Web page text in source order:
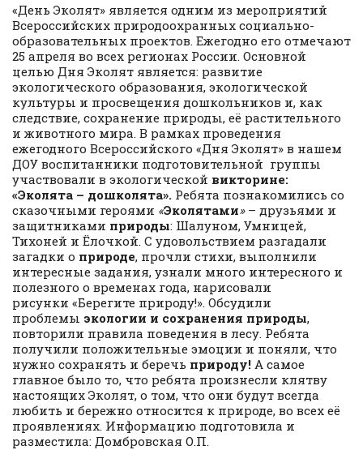
«День Эколят» является одним из мероприятий
Всероссийских природоохранных социально-
образовательных проектов. Ежегодно его отмечают
25 апреля во всех регионах России. Основной
целью Дня Эколят является: развитие
экологического образования, экологической
культуры и просвещения дошкольников и, как
следствие, сохранение природы, её растительного
и животного мира. В рамках проведения
ежегодного Всероссийского «Дня Эколят» в нашем
ДОУ воспитанники подготовительной группы
участвовали в экологической викторине:
«Эколята – дошколята». Ребята познакомились со
сказочными героями «Эколятами»– друзьями и
защитниками природы: Шалуном, Умницей,
Тихоней и Ёлочкой. С удовольствием разгадали
загадки о природе, прочли стихи, выполнили
интересные задания, узнали много интересного и
полезного о временах года, нарисовали
рисунки «Берегите природу!». Обсудили
проблемы экологии и сохранения природы,
повторили правила поведения в лесу. Ребята
получили положительные эмоции и поняли, что
нужно сохранять и беречь природу! А самое
главное было то, что ребята произнесли клятву
настоящих Эколят, о том, что они будут всегда
любить и бережно относится к природе, во всех её
проявлениях. Информацию подготовила и
разместила: Домбровская О.П.